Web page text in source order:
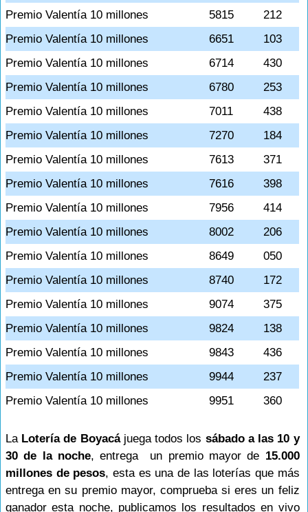
Premio Valentía 10 millones
5815
212
Premio Valentía 10 millones
6651
103
Premio Valentía 10 millones
6714
430
Premio Valentía 10 millones
6780
253
Premio Valentía 10 millones
7011
438
Premio Valentía 10 millones
7270
184
Premio Valentía 10 millones
7613
371
Premio Valentía 10 millones
7616
398
Premio Valentía 10 millones
7956
414
Premio Valentía 10 millones
8002
206
Premio Valentía 10 millones
8649
050
Premio Valentía 10 millones
8740
172
Premio Valentía 10 millones
9074
375
Premio Valentía 10 millones
9824
138
Premio Valentía 10 millones
9843
436
Premio Valentía 10 millones
9944
237
Premio Valentía 10 millones
9951 360
La Lotería de Boyacá juega todos los sábado a las 10 y
30 de la noche, entrega un premio mayor de 15.000
millones de pesos, esta es una de las loterías que más
entrega en su premio mayor, comprueba si eres un feliz
ganador esta noche, publicamos los resultados en vivo